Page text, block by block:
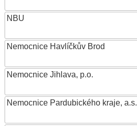
NBU
Nemocnice Havlíčkův Brod
Nemocnice Jihlava, p.o.
Nemocnice Pardubického kraje, a.s.